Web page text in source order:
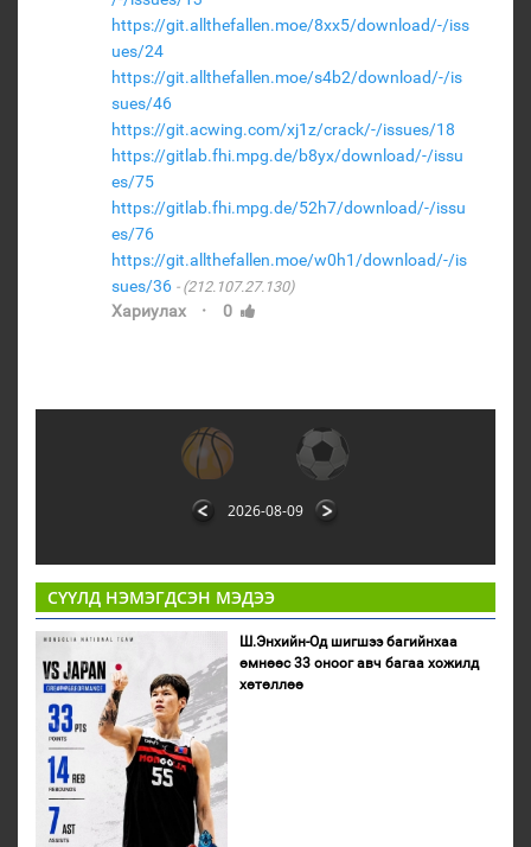
https://git.allthefallen.moe/8xx5/download/-/iss
ues/24
https://git.allthefallen.moe/s4b2/download/-/is
sues/46
https://git.acwing.com/xj1z/crack/-/issues/18
https://gitlab.fhi.mpg.de/b8yx/download/-/issu
es/75
https://gitlab.fhi.mpg.de/52h7/download/-/issu
es/76
https://git.allthefallen.moe/w0h1/download/-/is
sues/36
(212.107.27.130)
Хариулах · 0
2026-08-09
СҮҮЛД НЭМЭГДСЭН МЭДЭЭ
Ш.Энхийн-Од шигшээ багийнхаа
өмнөөс 33 оноог авч багаа хожилд
хөтөллөө